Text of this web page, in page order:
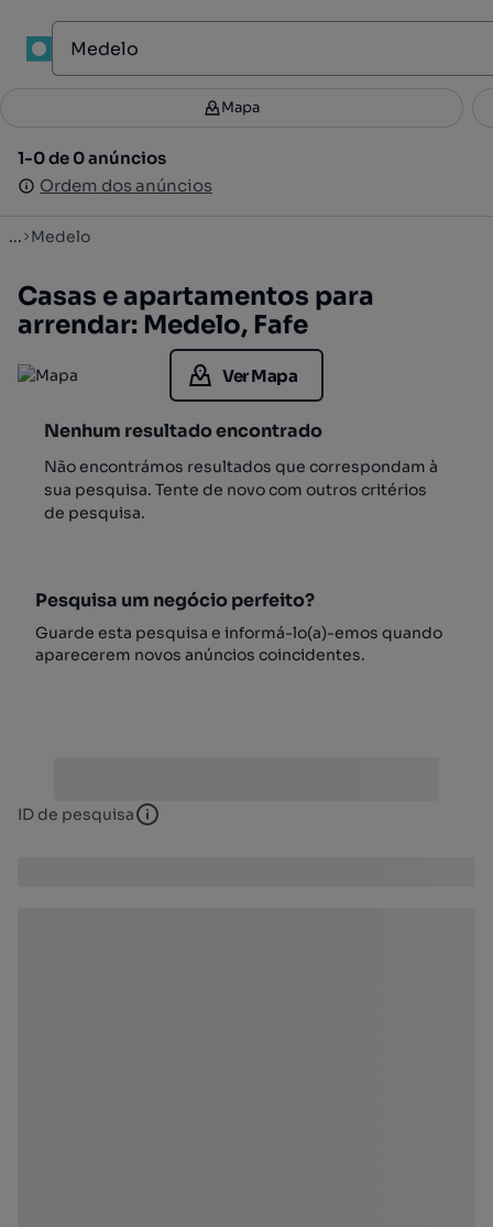
Filtros 2
1-0 de 0 anúncios
Ordem dos anúncios
Mapa
1-0 de 0 anúncios
Ordem dos anúncios
... Medelo
Casas e apartamentos para
arrendar: Medelo, Fafe
Ver Mapa
Nenhum resultado encontrado
Não encontrámos resultados que correspondam à
sua pesquisa. Tente de novo com outros critérios
de pesquisa.
Pesquisa um negócio perfeito?
Guarde esta pesquisa e informá-lo(a)-emos quando
aparecerem novos anúncios coincidentes.
ID de pesquisa ID de pesquisa